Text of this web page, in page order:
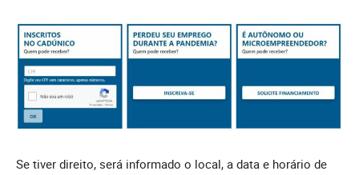
Se tiver direito, será informado o local, a data e horário de